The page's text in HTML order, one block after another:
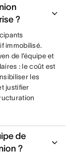
?
immobilisé.
de l’équipe et
: le coût est
les
justifier
de
?